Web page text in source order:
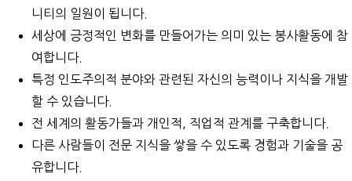
니티의 일원이 됩니다.
세상에 긍정적인 변화를 만들어가는 의미 있는 봉사활동에 참
여합니다.
특정 인도주의적 분야와 관련된 자신의 능력이나 지식을 개발
할 수 있습니다.
전 세계의 활동가들과 개인적, 직업적 관계를 구축합니다.
다른 사람들이 전문 지식을 쌓을 수 있도록 경험과 기술을 공
유합니다.